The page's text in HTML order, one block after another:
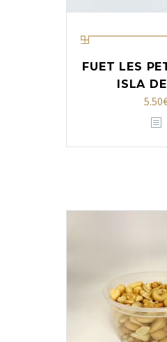
FUET LES
ISLA
5.50